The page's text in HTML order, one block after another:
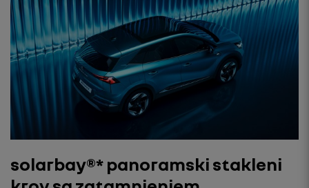
solarbay®* panoramski stakleni